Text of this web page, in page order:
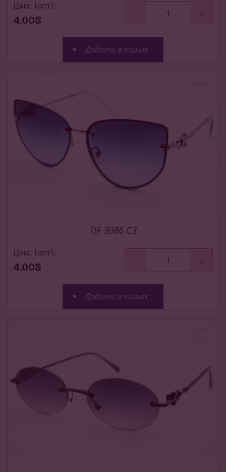
Ціна: (опт):
4.00$
- +
Додати в кошик
TIF 3086 C3
Ціна: (опт):
4.00$
- +
Додати в кошик